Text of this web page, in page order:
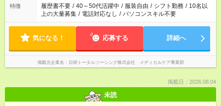
特徴 履歴書不要 / 40～50代活躍中 / 服装自由 / シフト勤務 / 10名以
上の大量募集 / 電話対応なし / パソコンスキル不要
気になる！ 応募する 詳細へ
掲載元企業名 日研トータルソーシング株式会社 メディカルケア事業部
掲載日：2026.08.04
未読